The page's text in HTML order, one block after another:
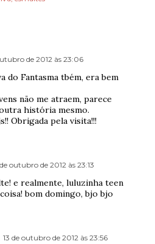
de 2012 às 23:06
do Fantasma tbém, era bem
não me atraem, parece
história mesmo.
Obrigada pela visita!!!
outubro de 2012 às 23:13
e realmente, luluzinha teen
bom domingo, bjo bjo
13 de outubro de 2012 às 23:56